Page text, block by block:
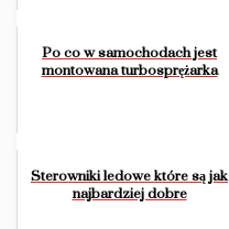
Po co w samochodach jest
montowana turbosprężarka
Sterowniki ledowe które są jak
najbardziej dobre